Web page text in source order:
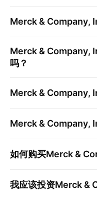
Merck & Company,
Merck & Company,
吗？
Merck & Company,
Merck & Company,
如何购买Merck &
我应该投资Merck &